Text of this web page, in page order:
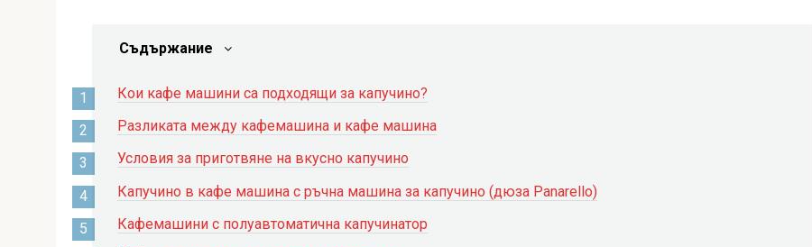
Съдържание
Кои кафе машини са подходящи за капучино?
Разликата между кафемашина и кафе машина
Условия за приготвяне на вкусно капучино
Капучино в кафе машина с ръчна машина за капучино (дюза Panarello)
Кафемашини с полуавтоматична капучинатор